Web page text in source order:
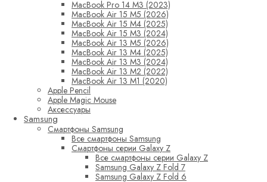
MacBook Pro 14 M3 (2023)
MacBook Air 15 M5 (2026)
MacBook Air 15 M4 (2025)
MacBook Air 15 M3 (2024)
MacBook Air 13 M5 (2026)
MacBook Air 13 M4 (2025)
MacBook Air 13 M3 (2024)
MacBook Air 13 M2 (2022)
MacBook Air 13 M1 (2020)
Apple Pencil
Apple Magic Mouse
Аксессуары
Samsung
Смартфоны Samsung
Все смартфоны Samsung
Смартфоны серии Galaxy Z
Все смартфоны серии Galaxy Z
Samsung Galaxy Z Fold 7
Samsung Galaxy Z Fold 6